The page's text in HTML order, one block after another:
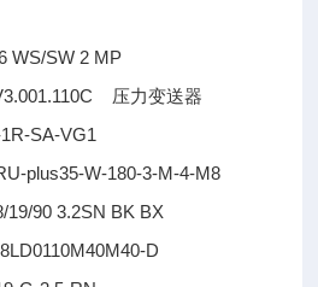
WS/SW 2 MP
压力变送器
1R-SA-VG1
plus35-W-180-3-M-4-M8
90 3.2SN BK BX
D